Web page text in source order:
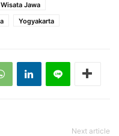
Wisata Jawa
Yogyakarta
Next article